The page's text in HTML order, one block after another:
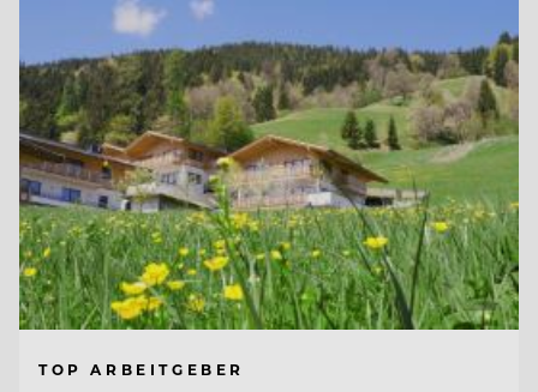
TOP ARBEITGEBER